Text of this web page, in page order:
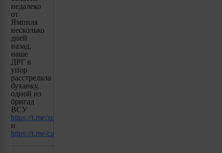
недалеко
от
Ямпиля
несколько
дней
назад,
наше
ДРГ в
упор
расстреляла
буханку,
одной из
бригад
ВСУ
https://t.me/xoxol_uk/19073
и
https://t.me/cactusthebutcher/72